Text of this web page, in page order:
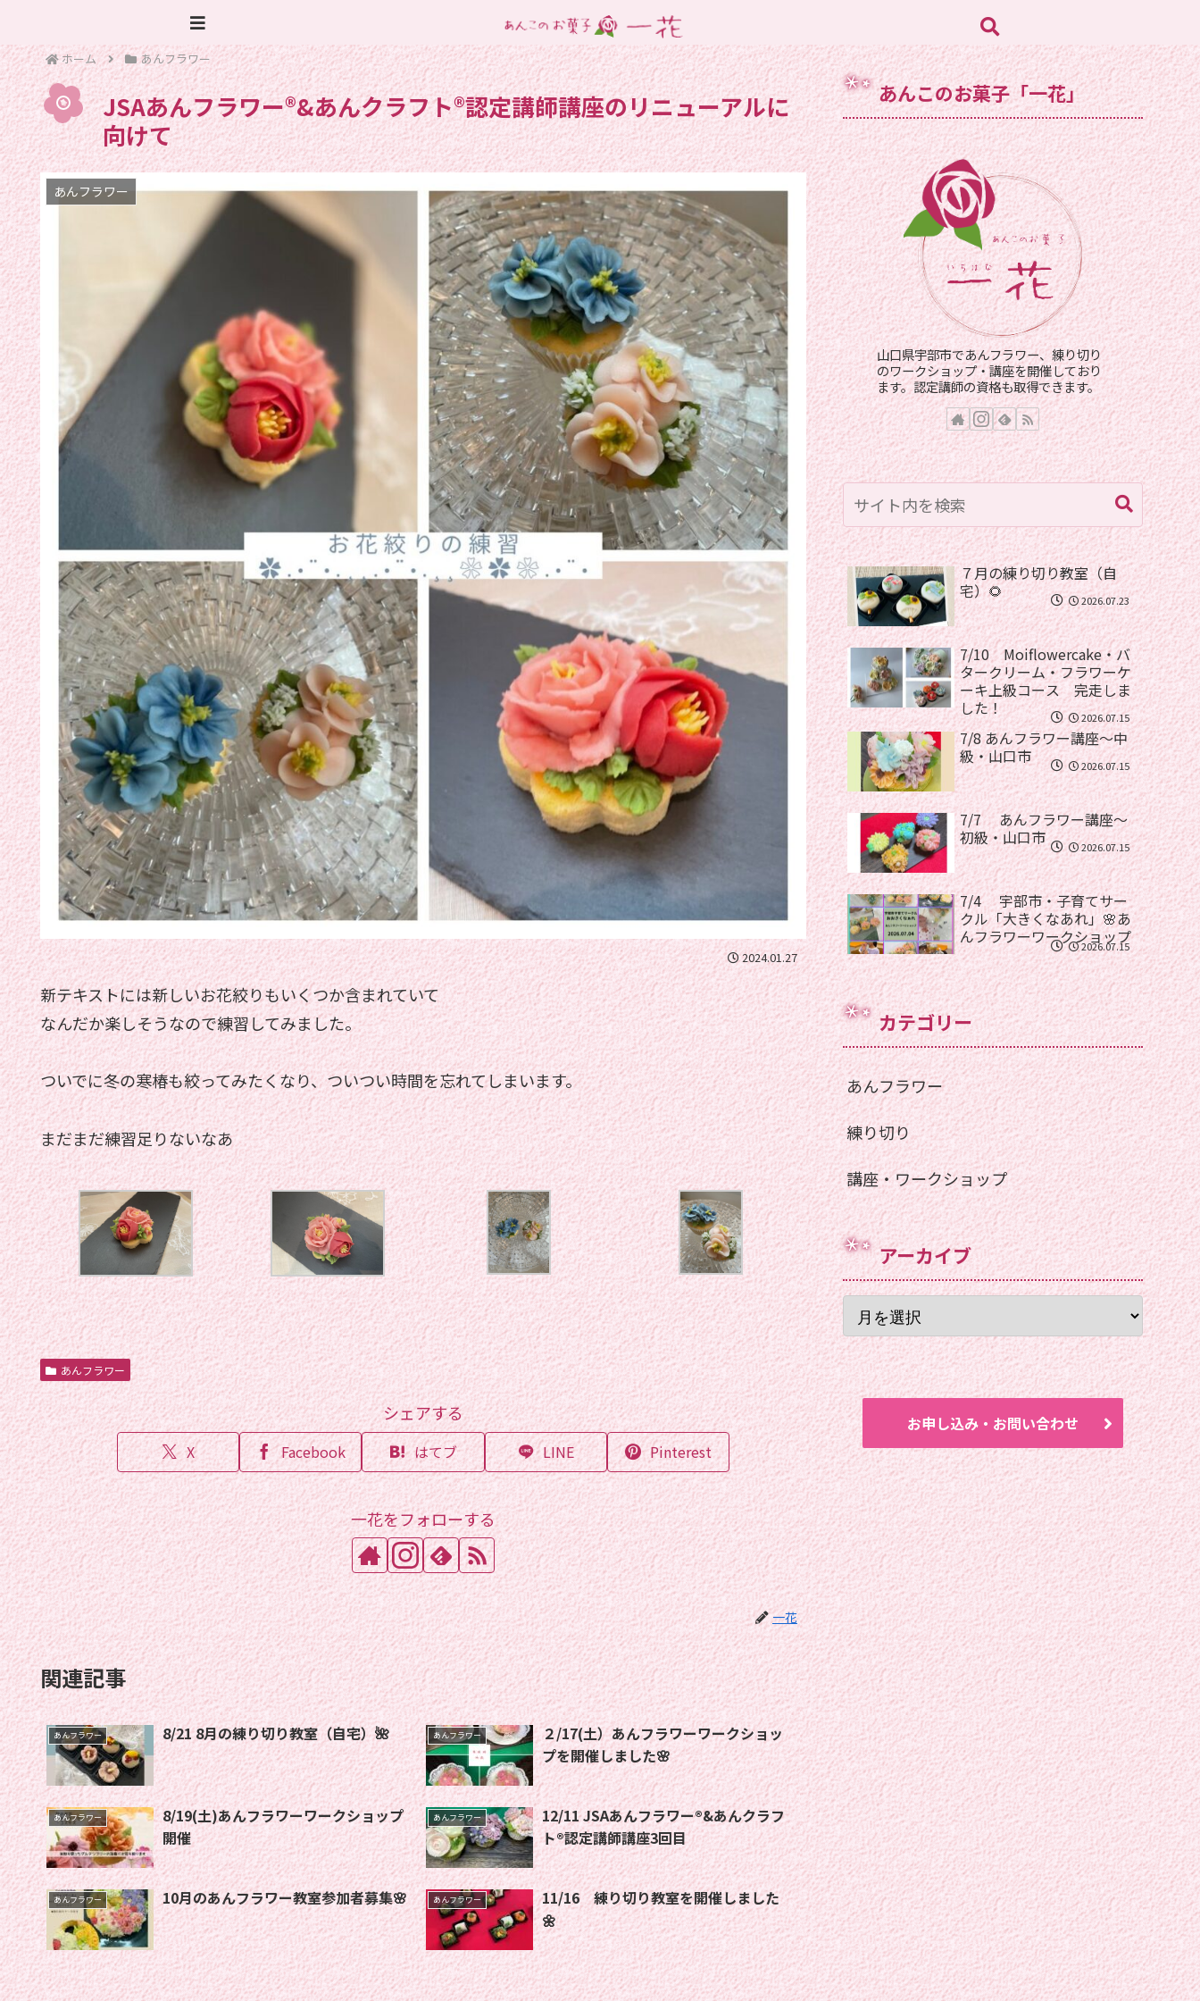
ホーム あんフラワー
JSAあんフラワー®︎&あんクラフト®︎認定講師講座のリニューアルに
向けて
あんフラワー
2024.01.27
新テキストには新しいお花絞りもいくつか含まれていて
なんだか楽しそうなので練習してみました。
ついでに冬の寒椿も絞ってみたくなり、ついつい時間を忘れてしまいます。
まだまだ練習足りないなあ
あんフラワー
シェアする
X Facebook はてブ LINE Pinterest
一花をフォローする
一花
関連記事
あんフラワー 8/21 8月の練り切り教室（自宅）🌺 あんフラワー
２/17(土）あんフラワーワークショッ
プを開催しました🌸
あんフラワー
8/19(土)あんフラワーワークショップ
開催
あんフラワー
12/11 JSAあんフラワー®︎&あんクラフ
ト®︎認定講師講座3回目
あんフラワー 10月のあんフラワー教室参加者募集🌸 あんフラワー
11/16 練り切り教室を開催しました
🌼
あんこのお菓子「一花」
山口県宇部市であんフラワー、練り切り
のワークショップ・講座を開催しており
ます。認定講師の資格も取得できます。
７月の練り切り教室（自
宅）🌻
2026.07.23
7/10 Moiflowercake・バ
タークリーム・フラワーケ
ーキ上級コース 完走しま
した！
2026.07.15
7/8 あんフラワー講座〜中
級・山口市
2026.07.15
7/7 あんフラワー講座〜
初級・山口市
2026.07.15
7/4 宇部市・子育てサー
クル「大きくなあれ」🌸あ
んフラワーワークショップ
2026.07.15
カテゴリー
あんフラワー
練り切り
講座・ワークショップ
アーカイブ
お申し込み・お問い合わせ